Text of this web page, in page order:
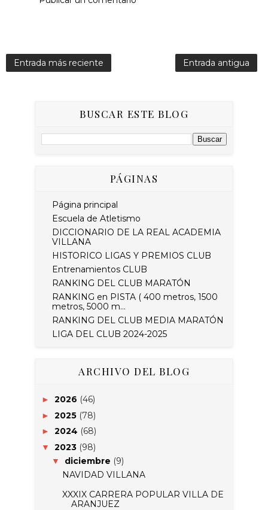
Entrada más reciente Entrada antigua
BUSCAR ESTE BLOG
PÁGINAS
Página principal
Escuela de Atletismo
DICCIONARIO DE LA REAL ACADEMIA
VILLANA
HISTORICO LIGAS Y PREMIOS CLUB
Entrenamientos CLUB
RANKING DEL CLUB MARATÓN
RANKING en PISTA ( 400 metros, 1500
metros, 5000 m...
RANKING DEL CLUB MEDIA MARATÓN
LIGA DEL CLUB 2024-2025
ARCHIVO DEL BLOG
► 2026 (46)
► 2025 (78)
► 2024 (68)
▼ 2023 (98)
▼ diciembre (9)
NAVIDAD VILLANA
XXXIX CARRERA POPULAR VILLA DE
ARANJUEZ